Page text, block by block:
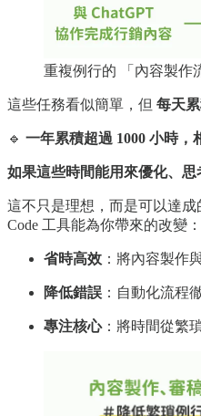
重複例行的 「內容製作
這些任務看似簡單，但 每天
🔹 一年累積超過 1000 小時，
如果這些時間能用來優化、思
這不只是理想，而是可以達成
Code 工具能為你帶來的改變：
省時高效 ：將內容製作
降低錯誤 ：自動化流程
專注核心：將時間從繁